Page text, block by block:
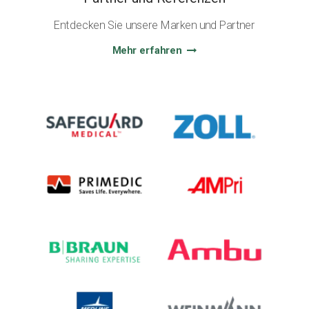
Entdecken Sie unsere Marken und Partner
Mehr erfahren